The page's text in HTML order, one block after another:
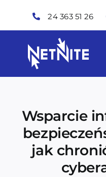
content
24 363 51 26
Technologie IT
Skynite
Wsparcie
jak